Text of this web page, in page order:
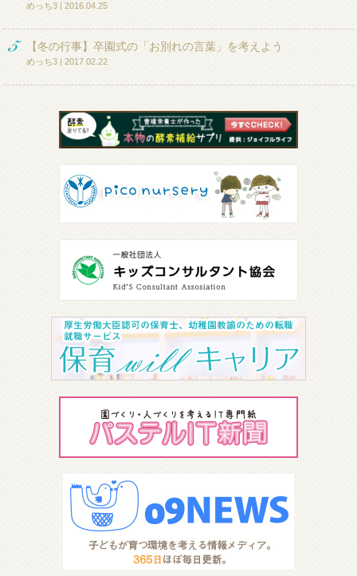
めっち3 | 2016.04.25
【冬の行事】卒園式の「お別れの言葉」を考えよう
めっち3 | 2017.02.22